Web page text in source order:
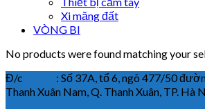
Xi măng đất
VÒNG BI
No products were found matching your
Đ/c : Số 37A, tổ 6, ngõ 477/50 đường
Thanh Xuân Nam, Q. Thanh Xuân, TP. Hà